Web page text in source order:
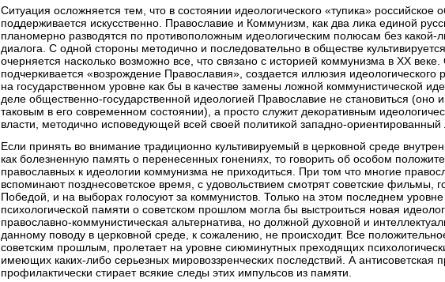
Ситуация осложняется тем, что в состоянии идеологического «тупика» российское
поддерживается искусственно. Православие и Коммунизм, как два лика единой
планомерно разводятся по противоположным идеологическим полюсам без какой-
диалога. С одной стороны методично и последовательно в обществе культивируется
очерняется насколько возможно все, что связано с историей коммунизма в XX веке.
подчеркивается «возрождение Православия», создается иллюзия
на государственном уровне как бы в качестве замены ложной коммунистической
деле общественно-государственной идеологией Православие не становиться (оно
таковым в его современном состоянии), а просто служит декоративным
власти, методично исповедующей всей своей политикой западно-ориентированный
Если принять во внимание традиционно культивируемый в церковной среде
как болезненную память о перенесенных гонениях, то говорить об особом
православных к идеологии коммунизма не приходиться. При том что многие
вспоминают позднесоветское время, с удовольствием смотрят советские фильмы,
Победой, и на выборах голосуют за коммунистов. Только на этом последнем уровне
психологической памяти о советском прошлом могла бы выстроиться новая
православно-коммунистическая альтернатива, но должной духовной и
данному поводу в церковной среде, к сожалению, не происходит. Все
советским прошлым, пролетает на уровне сиюминутных преходящих
имеющих каких-либо серьезных мировоззренческих последствий. А антисоветская
профилактически стирает всякие следы этих импульсов из памяти.